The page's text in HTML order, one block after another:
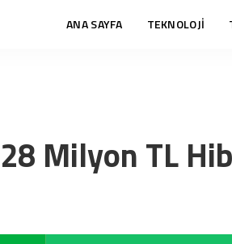
ANA SAYFA TEKNOLOJİ
28 Milyon TL